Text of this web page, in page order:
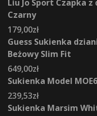
Liu Jo Sport Czapka z
Czarny
179,00zł
Guess Sukienka
Beżowy Slim Fit
649,00zł
Sukienka Model
239,53zł
Sukienka Marsim